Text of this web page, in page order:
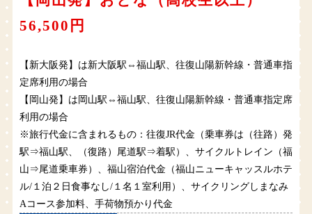
56,500円
【新大阪発】は新大阪駅⇔福山駅、往復山陽新幹線・普通車指
定席利用の場合
【岡山発】は岡山駅⇔福山駅、往復山陽新幹線・普通車指定席
利用の場合
※旅行代金に含まれるもの：往復JR代金（乗車券は（往路）発
駅⇒福山駅、（復路）尾道駅⇒着駅）、サイクルトレイン（福
山⇒尾道乗車券）、福山宿泊代金（福山ニューキャッスルホテ
ル/１泊２日食事なし/１名１室利用）、サイクリングしまなみ
Aコース参加料、手荷物預かり代金